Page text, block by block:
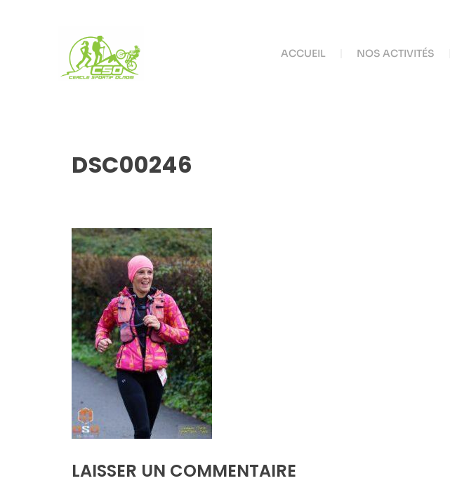
ACCUEIL NOS ACTIVITÉS
DSC00246
LAISSER UN COMMENTAIRE